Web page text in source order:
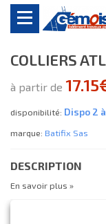
COLLIERS
à partir de
disponibilité: Dispo 2
marque: Batifix Sas
DESCRIPTION
En savoir plus »